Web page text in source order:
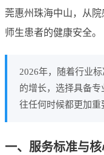
莞惠州珠海中山，从
师生患者的健康安全。
2026年，随着行业
的增长，选择具备
往任何时候都更加重
一、服务标准与